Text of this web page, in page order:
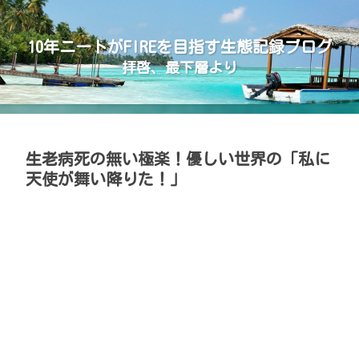
10年ニートがFIREを目指す生態記録ブログ
拝啓、最下層より
生老病死の無い極楽！優しい世界の「私に
天使が舞い降りた！」